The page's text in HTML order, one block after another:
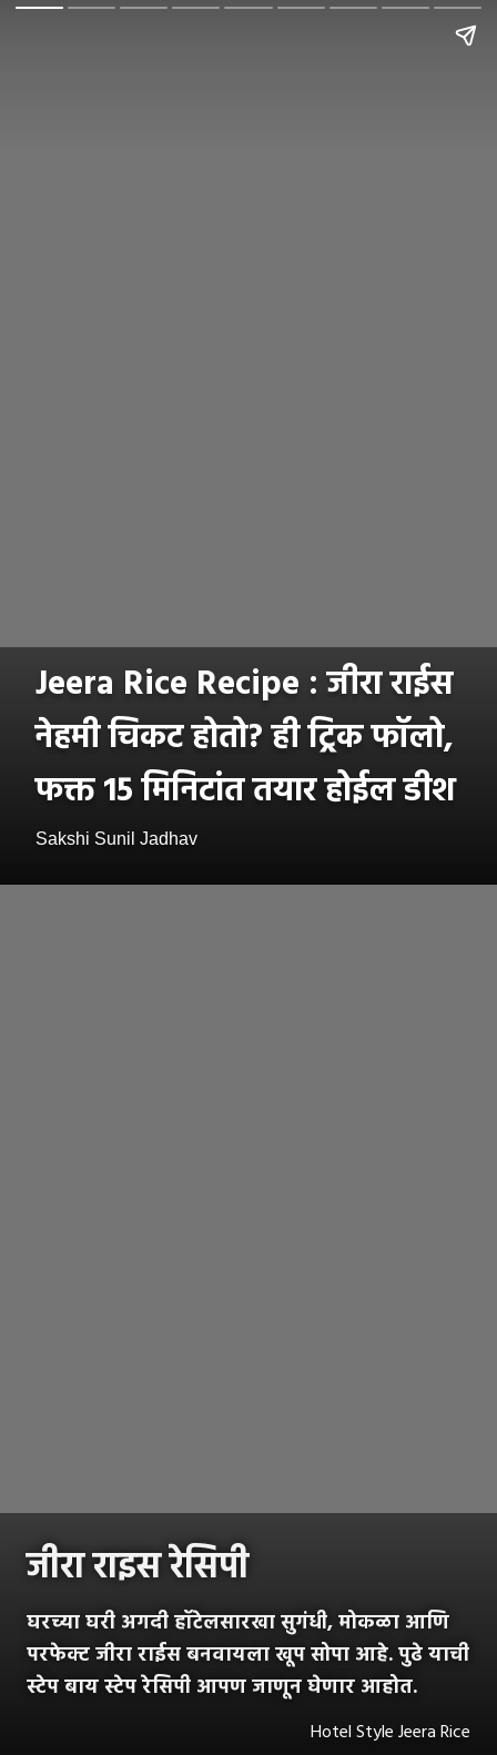
Jeera Rice Recipe : जीरा राईस
नेहमी चिकट होतो? ही ट्रिक फॉलो,
फक्त 15 मिनिटांत तयार होईल डीश
Sakshi Sunil Jadhav
जीरा राइस रेसिपी
घरच्या घरी अगदी हॉटेलसारखा सुगंधी, मोकळा आणि
परफेक्ट जीरा राईस बनवायला खूप सोपा आहे. पुढे याची
स्टेप बाय स्टेप रेसिपी आपण जाणून घेणार आहोत.
Hotel Style Jeera Rice